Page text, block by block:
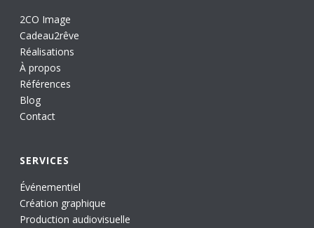
2CO Image
Cadeau2rêve
Réalisations
À propos
Références
Blog
Contact
SERVICES
Événementiel
Création graphique
Production audiovisuelle